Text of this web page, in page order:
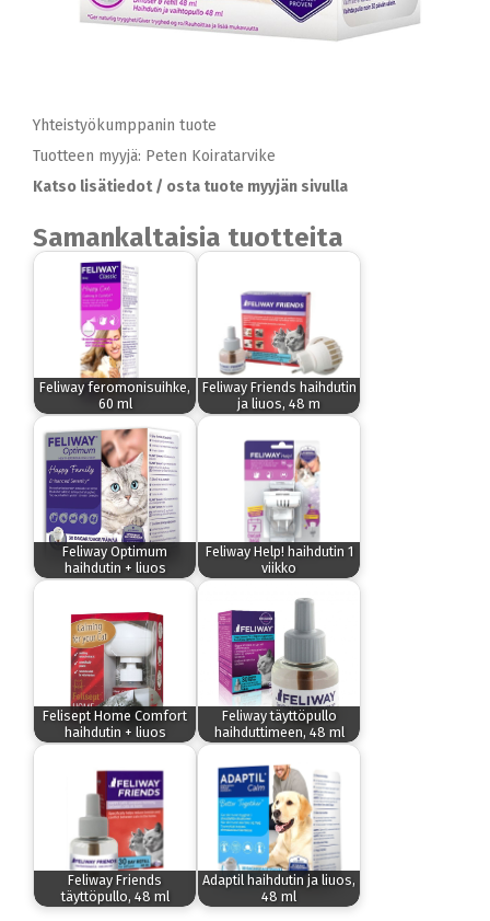
Yhteistyökumppanin tuote
Tuotteen myyjä: Peten Koiratarvike
Katso lisätiedot / osta tuote myyjän sivulla
Samankaltaisia tuotteita
Feliway feromonisuihke,
60 ml
Feliway Friends haihdutin
ja liuos, 48 m
Feliway Optimum
haihdutin + liuos
Feliway Help! haihdutin 1
viikko
Felisept Home Comfort
haihdutin + liuos
Feliway täyttöpullo
haihduttimeen, 48 ml
Feliway Friends
täyttöpullo, 48 ml
Adaptil haihdutin ja liuos,
48 ml